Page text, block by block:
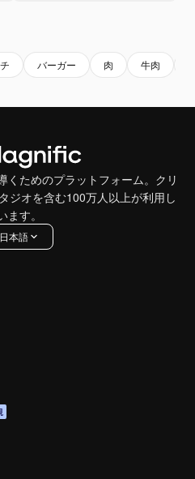
バーガー 肉 牛肉
くためのプラットフォーム。クリ
ジオを含む100万人以上が利用し
ます。
日本語